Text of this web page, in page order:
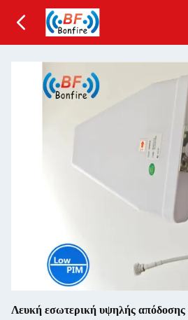
Λευκή εσωτερική υψηλής